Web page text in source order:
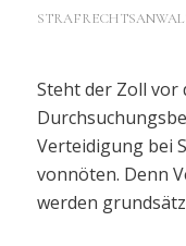
Steht der Zoll vor
Verteidigung bei
vonnöten. Denn
werden